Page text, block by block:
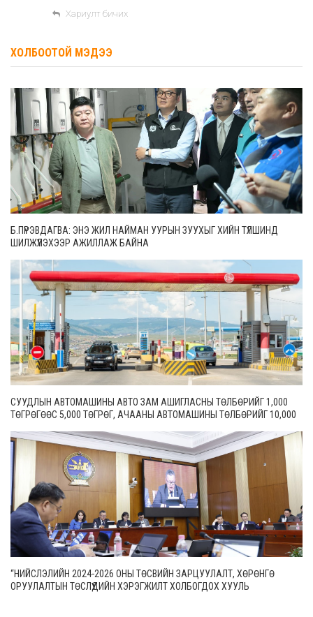
Хариулт бичих
ХОЛБООТОЙ МЭДЭЭ
Б.ПҮРЭВДАГВА: ЭНЭ ЖИЛ НАЙМАН УУРЫН ЗУУХЫГ ХИЙН ТҮЛШИНД
ШИЛЖҮҮЛЭХЭЭР АЖИЛЛАЖ БАЙНА
СУУДЛЫН АВТОМАШИНЫ АВТО ЗАМ АШИГЛАСНЫ ТӨЛБӨРИЙГ 1,000
ТӨГРӨГӨӨС 5,000 ТӨГРӨГ, АЧААНЫ АВТОМАШИНЫ ТӨЛБӨРИЙГ 10,000
“НИЙСЛЭЛИЙН 2024-2026 ОНЫ ТӨСВИЙН ЗАРЦУУЛАЛТ, ХӨРӨНГӨ
ОРУУЛАЛТЫН ТӨСЛҮҮДИЙН ХЭРЭГЖИЛТ ХОЛБОГДОХ ХУУЛЬ